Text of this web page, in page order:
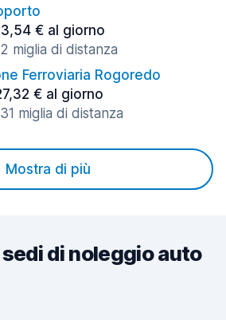
€ al giorno
miglia di distanza
Ferroviaria Rogoredo
€ al giorno
miglia di distanza
Mostra di più
di noleggio auto